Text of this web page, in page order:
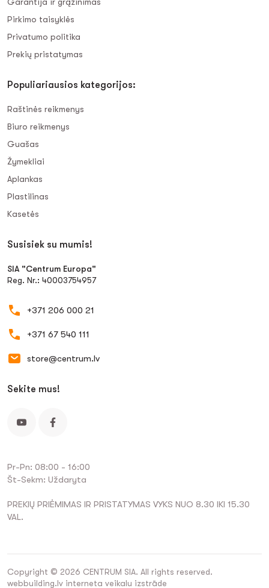
Pirkimo taisyklės
Privatumo politika
Prekių pristatymas
Populiariausios kategorijos:
Raštinės reikmenys
Biuro reikmenys
Guašas
Žymekliai
Aplankas
Plastilinas
Kasetės
Susisiek su mumis!
SIA "Centrum Europa"
Reg. Nr.: 40003754957
+371 206 000 21
+371 67 540 111
store@centrum.lv
Sekite mus!
Pr-Pn: 08:00 - 16:00
Št-Sekm: Uždaryta
PREKIŲ PRIĖMIMAS IR PRISTATYMAS VYKS NUO 8.30 IKI 15.30
VAL.
Copyright © 2026 CENTRUM SIA. All rights reserved.
webbuilding.lv interneta veikalu izstrāde